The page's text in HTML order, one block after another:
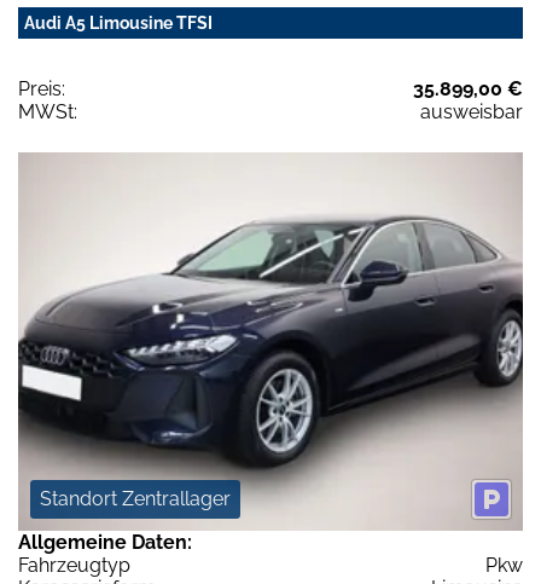
Audi A5 Limousine TFSI
Preis:
35.899,00 €
MWSt:
ausweisbar
Standort Zentrallager
Allgemeine Daten:
Fahrzeugtyp
Pkw